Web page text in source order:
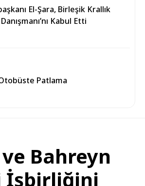
El-Şara, Birleşik Krallık
Kabul Etti
Patlama
Bahreyn
İşbirliğini